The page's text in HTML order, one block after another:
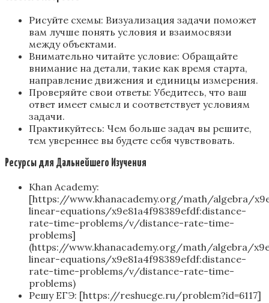
Рисуйте схемы: Визуализация задачи поможет
вам лучше понять условия и взаимосвязи
между объектами.
Внимательно читайте условие: Обращайте
внимание на детали, такие как время старта,
направление движения и единицы измерения.
Проверяйте свои ответы: Убедитесь, что ваш
ответ имеет смысл и соответствует условиям
задачи.
Практикуйтесь: Чем больше задач вы решите,
тем увереннее вы будете себя чувствовать.
Ресурсы для Дальнейшего Изучения
Khan Academy:
[https://www.khanacademy.org/math/algebra/
linear-equations/x9e81a4f98389efdf:distance-
rate-time-problems/v/distance-rate-time-
problems]
(https://www.khanacademy.org/math/algebra/
linear-equations/x9e81a4f98389efdf:distance-
rate-time-problems/v/distance-rate-time-
problems)
Решу ЕГЭ: [https://reshuege.ru/problem?id=6117]